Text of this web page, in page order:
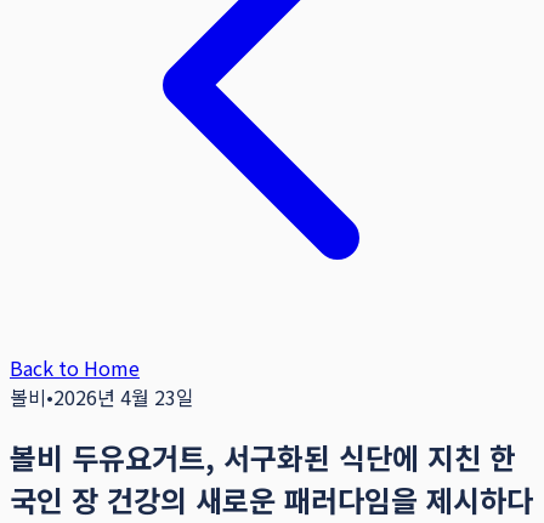
Back to Home
볼비•2026년 4월 23일
볼비 두유요거트, 서구화된 식단에 지친 한
국인 장 건강의 새로운 패러다임을 제시하다